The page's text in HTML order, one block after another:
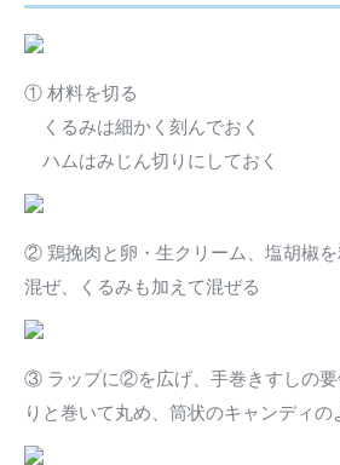
① 材料を切る
くるみは細かく刻んでおく
ハムはみじん切りにしておく
② 鶏挽肉と卵・生クリーム、塩胡椒を
混ぜ、くるみも加えて混ぜる
③ ラップに②を広げ、手巻きすしの要
りと巻いて丸め、筒状のキャンディの